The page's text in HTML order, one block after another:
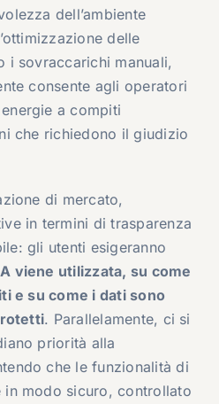
dell’ambiente
delle
i sovraccarichi manuali,
consente agli operatori
a compiti
che richiedono il giudizio
di mercato,
in termini di trasparenza
gli utenti esigeranno
viene utilizzata, su come
e su come i dati sono
. Parallelamente, ci si
priorità alla
che le funzionalità di
in modo sicuro, controllato